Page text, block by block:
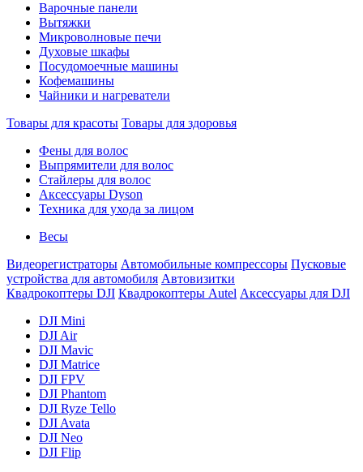
Варочные панели
Вытяжки
Микроволновые печи
Духовые шкафы
Посудомоечные машины
Кофемашины
Чайники и нагреватели
Товары для красоты Товары для здоровья
Фены для волос
Выпрямители для волос
Стайлеры для волос
Аксессуары Dyson
Техника для ухода за лицом
Весы
Видеорегистраторы Автомобильные компрессоры Пусковые
устройства для автомобиля Автовизитки
Квадрокоптеры DJI Квадрокоптеры Autel Аксессуары для DJI
DJI Mini
DJI Air
DJI Mavic
DJI Matrice
DJI FPV
DJI Phantom
DJI Ryze Tello
DJI Avata
DJI Neo
DJI Flip